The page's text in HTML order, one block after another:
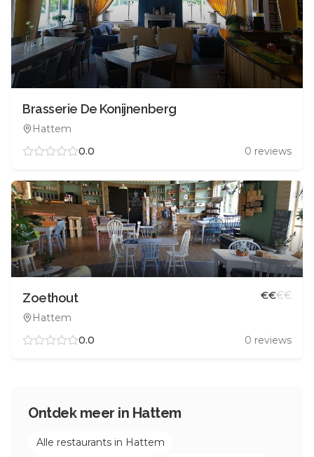
Brasserie De Konijnenberg
Hattem
0.0
0 reviews
Zoethout
Hattem
€€€€
0.0 0 reviews
Ontdek meer in Hattem
Alle restaurants in Hattem